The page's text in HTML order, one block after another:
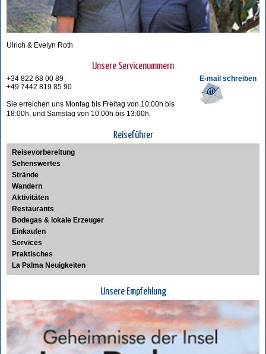
Ulrich & Evelyn Roth
Unsere Servicenummern
E-mail schreiben
+34 822 68 00 89
+49 7442 819 85 90
Sie erreichen uns Montag bis Freitag von 10:00h bis
18:00h, und Samstag von 10:00h bis 13:00h.
Reiseführer
Reisevorbereitung
Sehenswertes
Strände
Wandern
Aktivitäten
Restaurants
Bodegas & lokale Erzeuger
Einkaufen
Services
Praktisches
La Palma Neuigkeiten
Unsere Empfehlung